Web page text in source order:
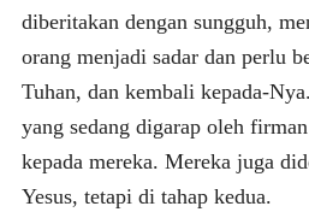
diberitakan dengan sungguh,
orang menjadi sadar dan perlu
Tuhan, dan kembali kepada-
yang sedang digarap oleh
kepada mereka. Mereka juga
Yesus, tetapi di tahap kedua.